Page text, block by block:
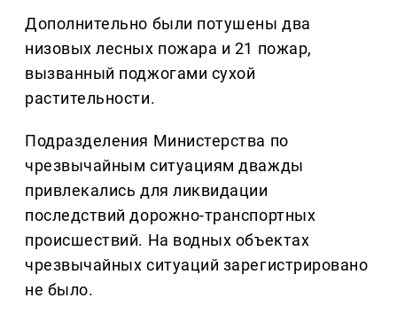
Дополнительно были потушены два
низовых лесных пожара и 21 пожар,
вызванный поджогами сухой
растительности.
Подразделения Министерства по
чрезвычайным ситуациям дважды
привлекались для ликвидации
последствий дорожно-транспортных
происшествий. На водных объектах
чрезвычайных ситуаций зарегистрировано
не было.